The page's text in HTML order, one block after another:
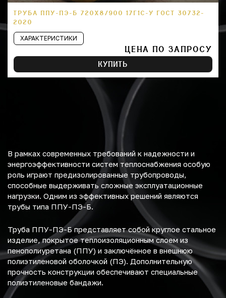
ТРУБА ППУ-ПЭ-Б 720Х8/900 17Г1С-У ГОСТ 30732-
2020
ХАРАКТЕРИСТИКИ
ЦЕНА ПО ЗАПРОСУ
КУПИТЬ
В рамках современных требований к надежности и
энергоэффективности систем теплоснабжения особую
роль играют предизолированные трубопроводы,
способные выдерживать сложные эксплуатационные
нагрузки. Одним из эффективных решений являются
трубы типа ППУ-ПЭ-Б.
Труба ППУ-ПЭ-Б представляет собой круглое стальное
изделие, покрытое теплоизоляционным слоем из
пенополиуретана (ППУ) и заключённое в внешнюю
полиэтиленовой оболочкой (ПЭ). Дополнительную
прочность конструкции обеспечивают специальные
полиэтиленовые бандажи.